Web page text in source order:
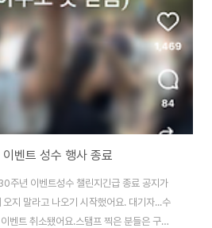
벤트 성수 행사 종료
주년 이벤트성수 챌린지긴급 종료 공지가
지 말라고 나오기 시작했어요. 대기자...수
벤트 취소됐어요.스탬프 찍은 분들은 구글